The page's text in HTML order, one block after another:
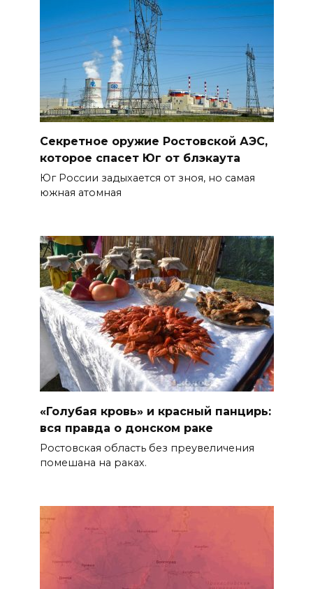
Секретное оружие Ростовской АЭС,
которое спасет Юг от блэкаута
Юг России задыхается от зноя, но самая
южная атомная
«Голубая кровь» и красный панцирь:
вся правда о донском раке
Ростовская область без преувеличения
помешана на раках.